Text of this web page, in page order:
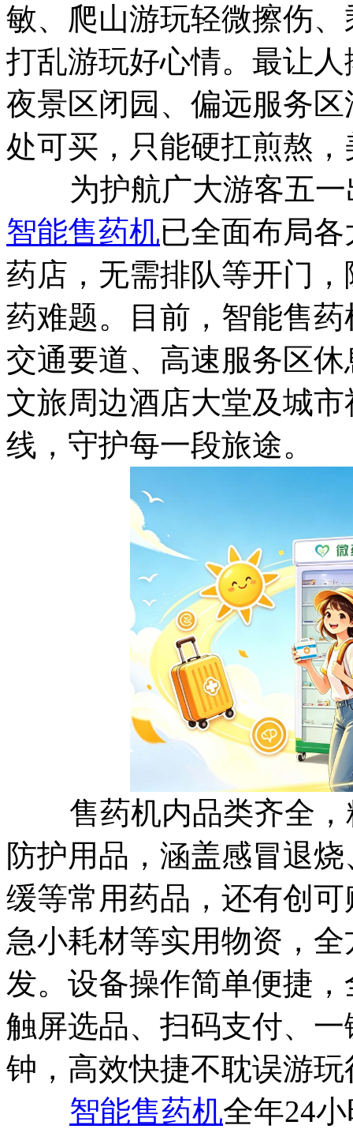
敏、爬山游玩轻微擦伤
打乱游玩好心情。最让
夜景区闭园、偏远服务
处可买，只能硬扛煎熬
为护航广大游客五一
智能售药机已全面布局
药店，无需排队等开门
药难题。目前，智能售
交通要道、高速服务区
文旅周边酒店大堂及城
线，守护每一段旅途。
售药机内品类齐全，
防护用品，涵盖感冒退
缓等常用药品，还有创
急小耗材等实用物资，
发。设备操作简单便捷
触屏选品、扫码支付、
钟，高效快捷不耽误游玩
智能售药机全年24